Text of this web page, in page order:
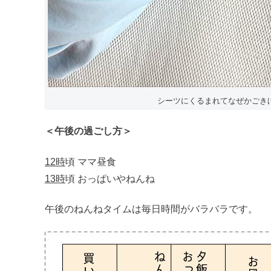
シーツにくるまれてなぜかごき
＜午後の過ごし方＞
12時頃 ママ昼食
13時頃 おっぱいやねんね
午後のねんねタイムは毎日時間がバラバラです。